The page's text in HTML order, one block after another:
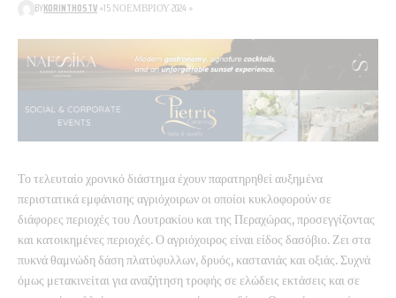
BYKORINTHOSTV 15 ΝΟΕΜΒΡΊΟΥ 2024
Το τελευταίο χρονικό διάστημα έχουν παρατηρηθεί αυξημένα
περιστατικά εμφάνισης αγριόχοιρων οι οποίοι κυκλοφορούν σε
διάφορες περιοχές του Λουτρακίου και της Περαχώρας, προσεγγίζοντας
και κατοικημένες περιοχές. Ο αγριόχοιρος είναι είδος δασόβιο. Ζει στα
πυκνά θαμνώδη δάση πλατύφυλλων, δρυός, καστανιάς και οξιάς. Συχνά
όμως μετακινείται για αναζήτηση τροφής σε ελώδεις εκτάσεις και σε